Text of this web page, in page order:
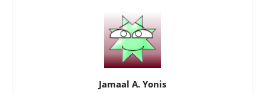
Jamaal A. Yonis